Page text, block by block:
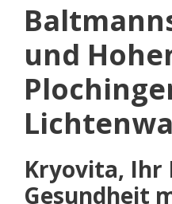
und
Kryovita, Ihr
Gesundheit